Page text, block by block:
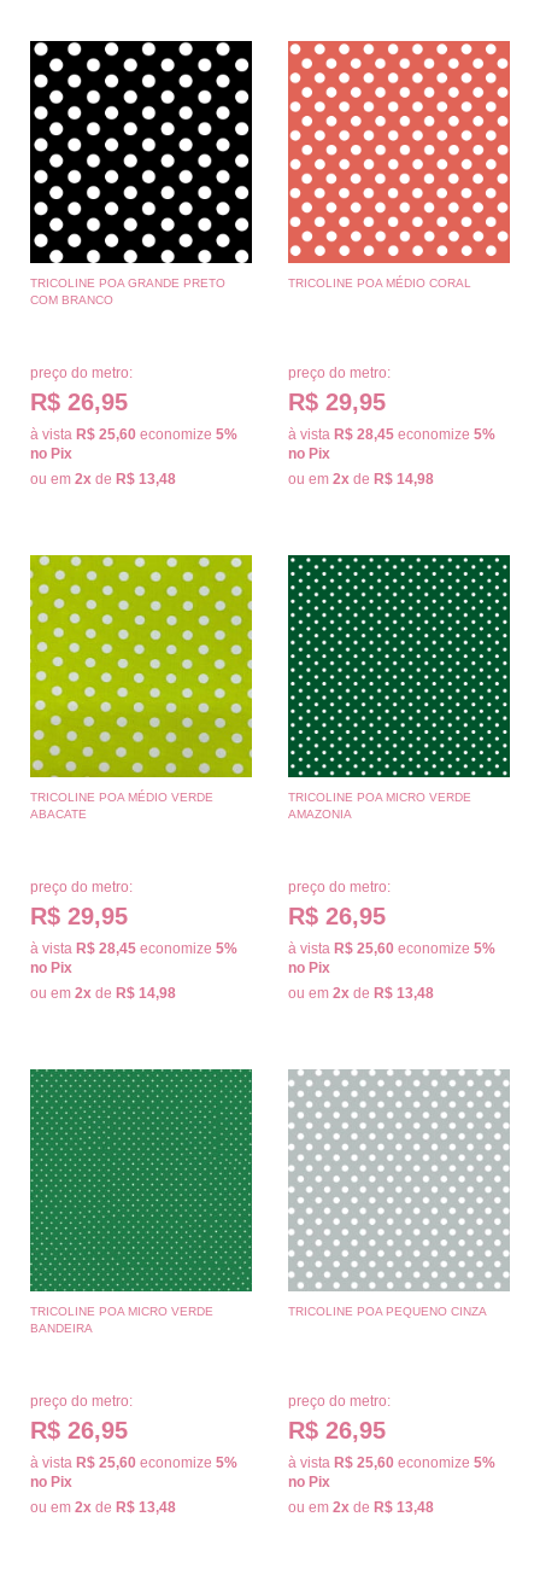
TRICOLINE POA GRANDE PRETO
COM BRANCO
preço do metro:
R$ 26,95
à vista R$ 25,60 economize 5%
no Pix
ou em 2x de R$ 13,48
TRICOLINE POA MÉDIO CORAL
preço do metro:
R$ 29,95
à vista R$ 28,45 economize 5%
no Pix
ou em 2x de R$ 14,98
TRICOLINE POA MÉDIO VERDE
ABACATE
preço do metro:
R$ 29,95
à vista R$ 28,45 economize 5%
no Pix
ou em 2x de R$ 14,98
TRICOLINE POA MICRO VERDE
AMAZONIA
preço do metro:
R$ 26,95
à vista R$ 25,60 economize 5%
no Pix
ou em 2x de R$ 13,48
TRICOLINE POA MICRO VERDE
BANDEIRA
preço do metro:
R$ 26,95
à vista R$ 25,60 economize 5%
no Pix
ou em 2x de R$ 13,48
TRICOLINE POA PEQUENO CINZA
preço do metro:
R$ 26,95
à vista R$ 25,60 economize 5%
no Pix
ou em 2x de R$ 13,48